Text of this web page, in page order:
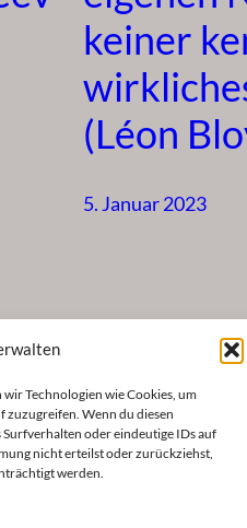
Technologien wie Cookies, um
Wenn du diesen
oder eindeutige IDs auf
nicht erteilst oder zurückziehst,
werden.
keiner
(Léon
5. Januar 2023